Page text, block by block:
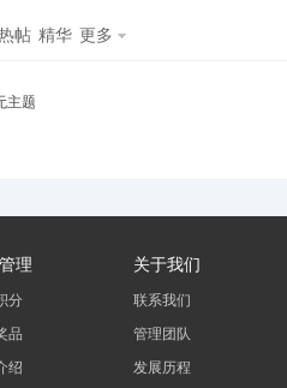
帖 精华 更多
主题
理
分
品
绍
关于我们
联系我们
管理团队
发展历程